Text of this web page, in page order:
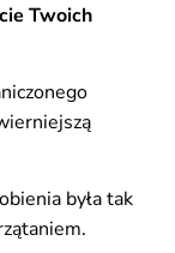
Twoich
była tak